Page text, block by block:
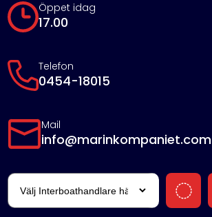
Öppet idag
17.00
Telefon
0454-18015
Mail
info@marinkompaniet.com